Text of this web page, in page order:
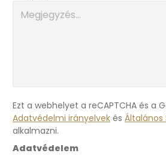
Ezt a webhelyet a reCAPTCHA és a
Adatvédelmi irányelvek és Általános
alkalmazni.
Adatvédelem